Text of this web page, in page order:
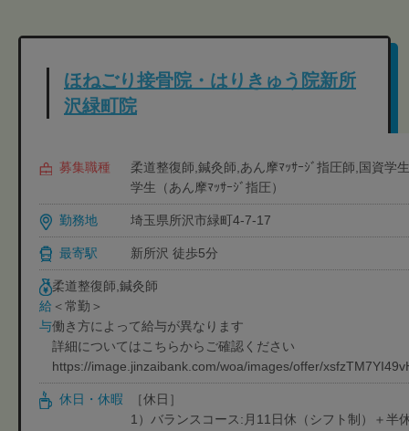
ほねごり接骨院・はりきゅう院新所
沢緑町院
募集職種
柔道整復師,鍼灸師,あん摩ﾏｯｻｰｼﾞ指圧師,国資学
学生（あん摩ﾏｯｻｰｼﾞ指圧）
勤務地 埼玉県所沢市緑町4-7-17
最寄駅 新所沢 徒歩5分
給
与
柔道整復師,鍼灸師
＜常勤＞
働き方によって給与が異なります
詳細についてはこちらからご確認ください
https://image.jinzaibank.com/woa/images/offer/
休日・休暇
［休日］
1）バランスコース:月11日休（シフト制）＋半